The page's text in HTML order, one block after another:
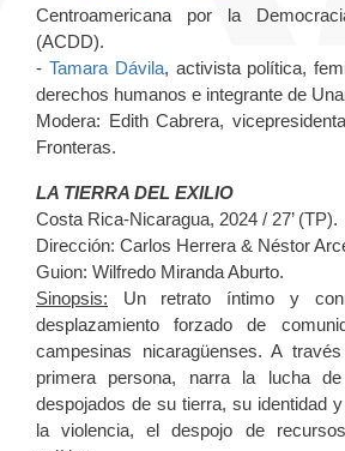
Centroamericana por la
(ACDD).
- Tamara Dávila, activista política,
derechos humanos e integrante de
Modera: Edith Cabrera,
Fronteras.
LA TIERRA DEL EXILIO
Costa Rica-Nicaragua, 2024 / 27’ (TP).
Dirección: Carlos Herrera & Néstor
Guion: Wilfredo Miranda Aburto.
Sinopsis: Un retrato íntimo y
desplazamiento forzado de
campesinas nicaragüenses. A
primera persona, narra la lucha
despojados de su tierra, su identidad
la violencia, el despojo de